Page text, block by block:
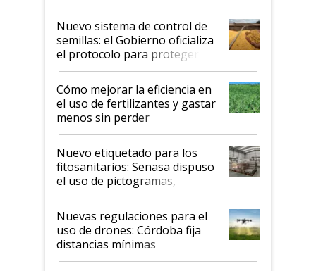
Nuevo sistema de control de
semillas: el Gobierno oficializa
el protocolo para proteger la
propiedad intelectual
Cómo mejorar la eficiencia en
el uso de fertilizantes y gastar
menos sin perder
productividad en la campaña
fina
Nuevo etiquetado para los
fitosanitarios: Senasa dispuso
el uso de pictogramas,
palabras de advertencia e
indicaciones
Nuevas regulaciones para el
uso de drones: Córdoba fija
distancias mínimas